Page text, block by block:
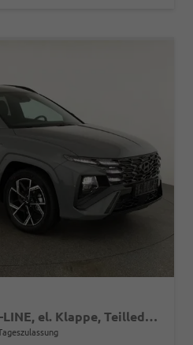
1.6 T-GDI DCT 4WD N-LINE, el. Klappe, Teilleder, Navi, Kamera, ACC